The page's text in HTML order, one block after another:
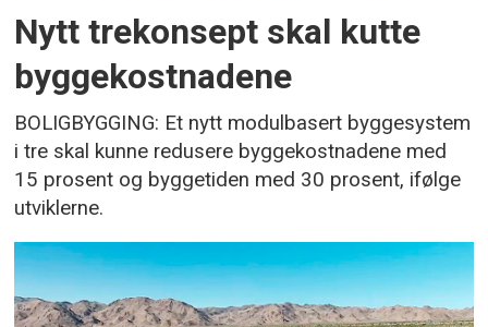
Nytt trekonsept skal kutte
byggekostnadene
BOLIGBYGGING: Et nytt modulbasert byggesystem
i tre skal kunne redusere byggekostnadene med
15 prosent og byggetiden med 30 prosent, ifølge
utviklerne.